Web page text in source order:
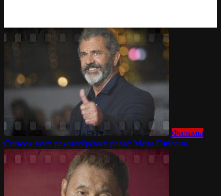
Фильмы
Список всех режиссёрских работ Мела Гибсона